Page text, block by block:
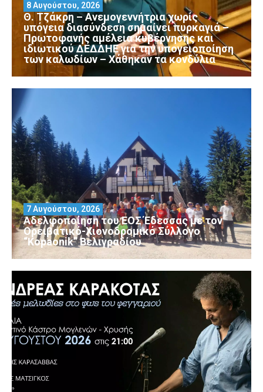
Θ. Τζάκρη – Ανεμογεννήτρια χωρίς
υπόγεια διασύνδεση σημαίνει πυρκαγιά –
Πρωτοφανής αμέλεια κυβέρνησης και
ιδιωτικού ΔΕΔΔΗΕ για την υπογειοποίηση
των καλωδίων – Χάθηκαν τα κονδύλια
8 Αυγούστου, 2026
Αδελφοποίηση του ΕΟΣ Έδεσσας με τον
Ορειβατικό-Χιονοδρομικό Σύλλογο
“Kopaonik” Βελιγραδίου
7 Αυγούστου, 2026